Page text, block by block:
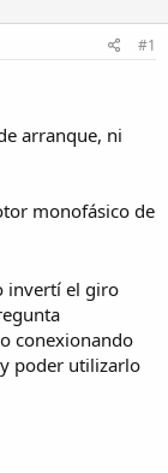
#1
arranque, ni
monofásico de
invertí el giro
conexionando
poder utilizarlo